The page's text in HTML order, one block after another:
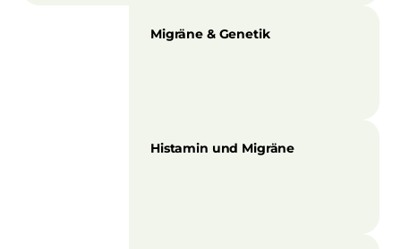
Migräne & Genetik
Histamin und Migräne